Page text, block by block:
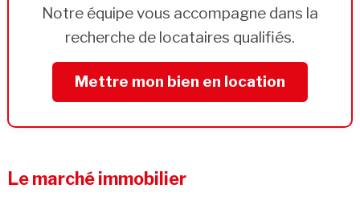
Notre équipe vous accompagne dans la
recherche de locataires qualifiés.
Mettre mon bien en location
Le marché immobilier